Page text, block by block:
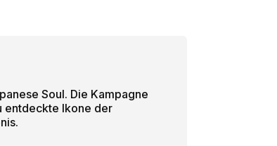
Soul. Die Kampagne
entdeckte Ikone der